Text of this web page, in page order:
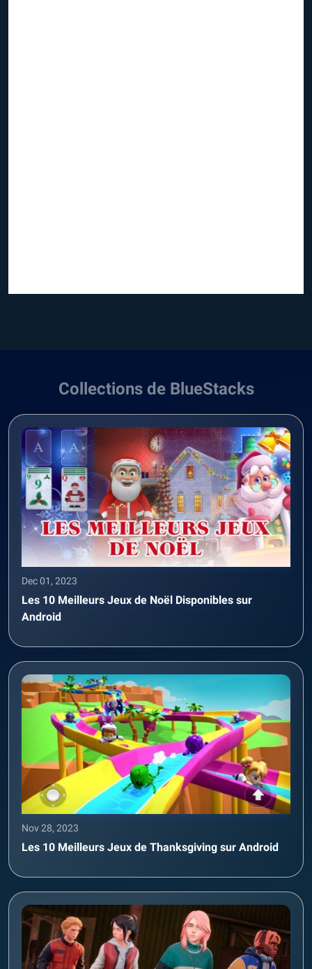
Collections de BlueStacks
Dec 01, 2023
Les 10 Meilleurs Jeux de Noël Disponibles sur
Android
Nov 28, 2023
Les 10 Meilleurs Jeux de Thanksgiving sur Android